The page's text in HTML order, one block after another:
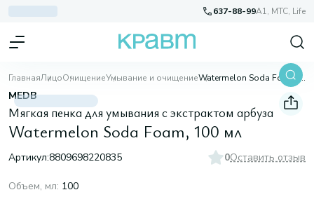
637-88-99A1, МТС, Life
ГлавнаяЛицоОчищениеУмывание и очищение Watermelon Soda Foam, 100 мл
MEDB
Мягкая пенка для умывания с экстрактом арбуза
Watermelon Soda Foam, 100 мл
Артикул:8809698220835 0Оставить отзыв
Объем, мл: 100